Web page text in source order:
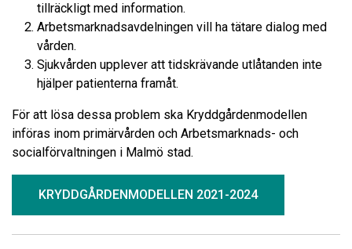
tillräckligt med information.
Arbetsmarknadsavdelningen vill ha tätare dialog med
vården.
Sjukvården upplever att tidskrävande utlåtanden inte
hjälper patienterna framåt.
För att lösa dessa problem ska Kryddgårdenmodellen
införas inom primärvården och Arbetsmarknads- och
socialförvaltningen i Malmö stad.
KRYDDGÅRDENMODELLEN 2021-2024